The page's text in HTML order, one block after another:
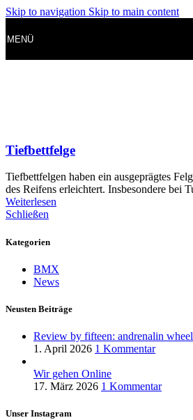
Skip to navigation Skip to main content
MENÜ
Tiefbettfelge
Tiefbettfelgen haben ein ausgeprägtes
des Reifens erleichtert. Insbesondere bei
Weiterlesen
Schließen
Kategorien
BMX
News
Neusten Beiträge
Review by fifteen: andrenalin
1. April 2026 1 Kommentar
Wir gehen Online
17. März 2026 1 Kommentar
Unser Instagram